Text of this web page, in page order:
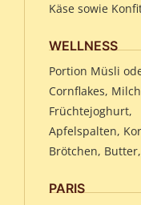
Käse sowie
WELLNESS
Portion Müsli
Cornflakes,
Früchtejoghurt,
Apfelspalten,
Brötchen,
PARIS